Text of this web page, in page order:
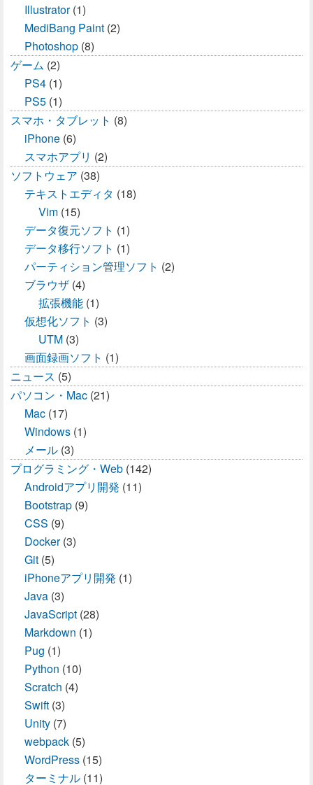
Illustrator(1)
MediBang Paint (2)
Photoshop (8)
ゲーム (2)
PS4 (1)
PS5 (1)
スマホ・タブレット (8)
iPhone (6)
スマホアプリ (2)
ソフトウェア (38)
テキストエディタ (18)
Vim (15)
データ復元ソフト (1)
データ移行ソフト (1)
パーティション管理ソフト (2)
ブラウザ (4)
拡張機能 (1)
仮想化ソフト (3)
UTM (3)
画面録画ソフト (1)
ニュース (5)
パソコン・Mac (21)
Mac (17)
Windows (1)
メール (3)
プログラミング・Web (142)
Androidアプリ開発 (11)
Bootstrap (9)
CSS (9)
Docker(3)
Git (5)
iPhoneアプリ開発 (1)
Java (3)
JavaScript (28)
Markdown (1)
Pug (1)
Python (10)
Scratch (4)
Swift (3)
Unity (7)
webpack (5)
WordPress (15)
ターミナル (11)